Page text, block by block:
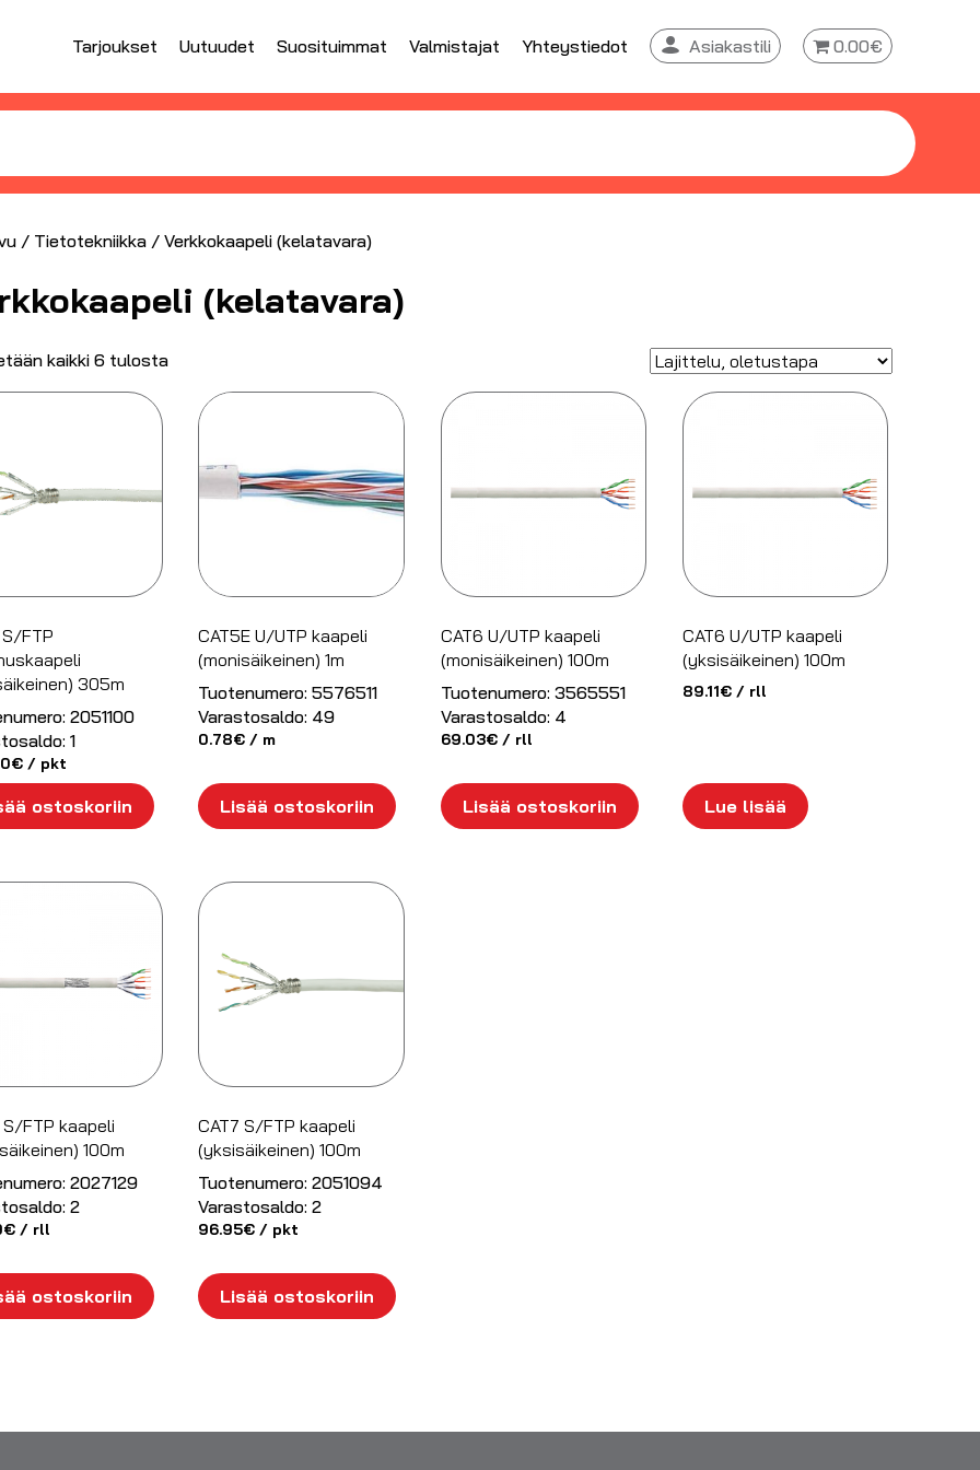
Tarjoukset Uutuudet Suosituimmat Valmistajat Yhteystiedot Asiakastili 0.00€
/ Tietotekniikka / Verkkokaapeli (kelatavara)
(kelatavara)
kaikki 6 tulosta
FTP
305m
2051100
1
€ / pkt
ostoskoriin
CAT5E U/UTP kaapeli
(monisäikeinen) 1m
Tuotenumero: 5576511
Varastosaldo: 49
0.78€ / m
Lisää ostoskoriin
CAT6 U/UTP kaapeli
(monisäikeinen) 100m
Tuotenumero: 3565551
Varastosaldo: 4
69.03€/ rll
Lisää ostoskoriin
CAT6 U/UTP kaapeli
(yksisäikeinen) 100m
89.11€/ rll
Lue lisää
S/FTP kaapeli
100m
2027129
2
€ / rll
ostoskoriin
CAT7 S/FTP kaapeli
(yksisäikeinen) 100m
Tuotenumero: 2051094
Varastosaldo: 2
96.95€ / pkt
Lisää ostoskoriin